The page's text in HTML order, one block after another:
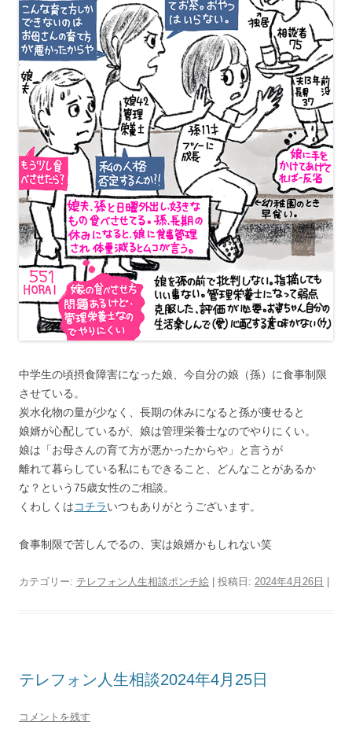
中学生の頃摂食障害になった娘、今自分の娘（孫）に食事制限
させている。
炭水化物の量が少なく、長期の休みになると孫が痩せると
娘婿が心配しているが、娘は管理栄養士なのでやりにくい。
娘は「お母さんの育て方が悪かったからや」と言うが
離れて暮らしている私にもできること、どんなことがあるか
な？という75歳女性のご相談。
くわしくはコチラいつもありがとうございます。
食事制限で苦しんでるの、実は娘婿かもしれない笑
カテゴリー: テレフォン人生相談ポンチ絵 | 投稿日: 2024年4月26日
テレフォン人生相談2024年4月25日
コメントを残す